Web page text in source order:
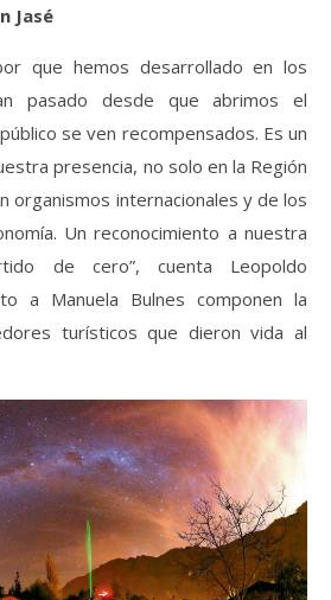
Jasé
que hemos desarrollado en los
pasado desde que abrimos el
se ven recompensados. Es un
presencia, no solo en la Región
organismos internacionales y de los
Un reconocimiento a nuestra
de cero”, cuenta Leopoldo
a Manuela Bulnes componen la
turísticos que dieron vida al